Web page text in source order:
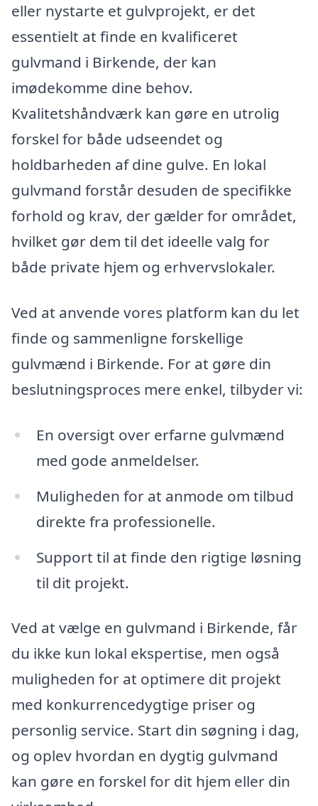
eller nystarte et gulvprojekt, er det
essentielt at finde en kvalificeret
gulvmand i Birkende, der kan
imødekomme dine behov.
Kvalitetshåndværk kan gøre en utrolig
forskel for både udseendet og
holdbarheden af dine gulve. En lokal
gulvmand forstår desuden de specifikke
forhold og krav, der gælder for området,
hvilket gør dem til det ideelle valg for
både private hjem og erhvervslokaler.
Ved at anvende vores platform kan du let
finde og sammenligne forskellige
gulvmænd i Birkende. For at gøre din
beslutningsproces mere enkel, tilbyder vi:
En oversigt over erfarne gulvmænd
med gode anmeldelser.
Muligheden for at anmode om tilbud
direkte fra professionelle.
Support til at finde den rigtige løsning
til dit projekt.
Ved at vælge en gulvmand i Birkende, får
du ikke kun lokal ekspertise, men også
muligheden for at optimere dit projekt
med konkurrencedygtige priser og
personlig service. Start din søgning i dag,
og oplev hvordan en dygtig gulvmand
kan gøre en forskel for dit hjem eller din